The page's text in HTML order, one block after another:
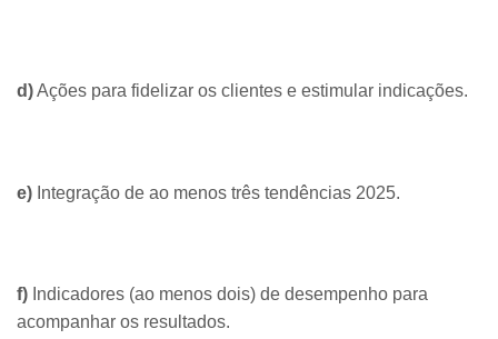
d)Ações para fidelizar os clientes e estimular indicações.
e) Integração de ao menos três tendências 2025.
f) Indicadores (ao menos dois) de desempenho para
acompanhar os resultados.